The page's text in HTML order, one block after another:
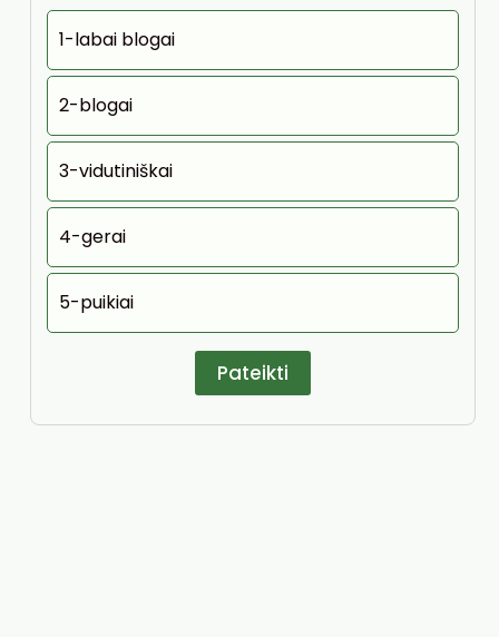
1-labai blogai
2-blogai
3-vidutiniškai
4-gerai
5-puikiai